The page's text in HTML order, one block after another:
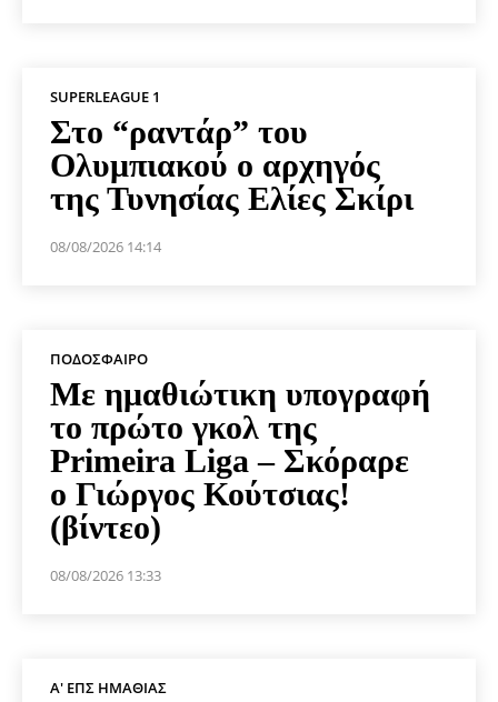
SUPERLEAGUE 1
Στο “ραντάρ” του
Ολυμπιακού ο αρχηγός
της Τυνησίας Ελίες Σκίρι
08/08/2026 14:14
ΠΟΔΌΣΦΑΙΡΟ
Με ημαθιώτικη υπογραφή
το πρώτο γκολ της
Primeira Liga – Σκόραρε
ο Γιώργος Κούτσιας!
(βίντεο)
08/08/2026 13:33
Α' ΕΠΣ ΗΜΑΘΊΑΣ